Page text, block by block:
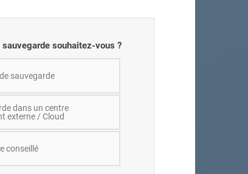
souhaitez-vous ?
sauvegarde
dans un centre
externe / Cloud
conseillé